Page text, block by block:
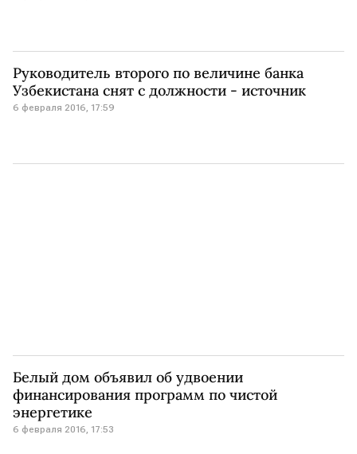
Руководитель второго по величине банка
Узбекистана снят с должности - источник
6 февраля 2016, 17:59
Белый дом объявил об удвоении
финансирования программ по чистой
энергетике
6 февраля 2016, 17:53